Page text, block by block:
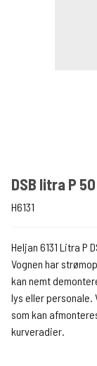
DSB litra P
H6131
Heljan 6131 Litra P
Vognen har
kan nemt
lys eller personale.
som kan
kurveradier.